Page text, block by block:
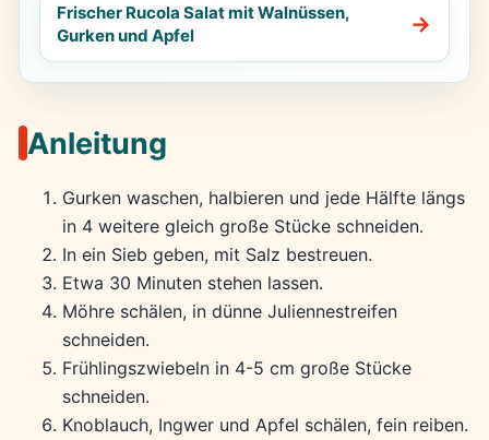
Frischer Rucola Salat mit Walnüssen,
Gurken und Apfel
Anleitung
Gurken waschen, halbieren und jede Hälfte längs
in 4 weitere gleich große Stücke schneiden.
In ein Sieb geben, mit Salz bestreuen.
Etwa 30 Minuten stehen lassen.
Möhre schälen, in dünne Juliennestreifen
schneiden.
Frühlingszwiebeln in 4-5 cm große Stücke
schneiden.
Knoblauch, Ingwer und Apfel schälen, fein reiben.